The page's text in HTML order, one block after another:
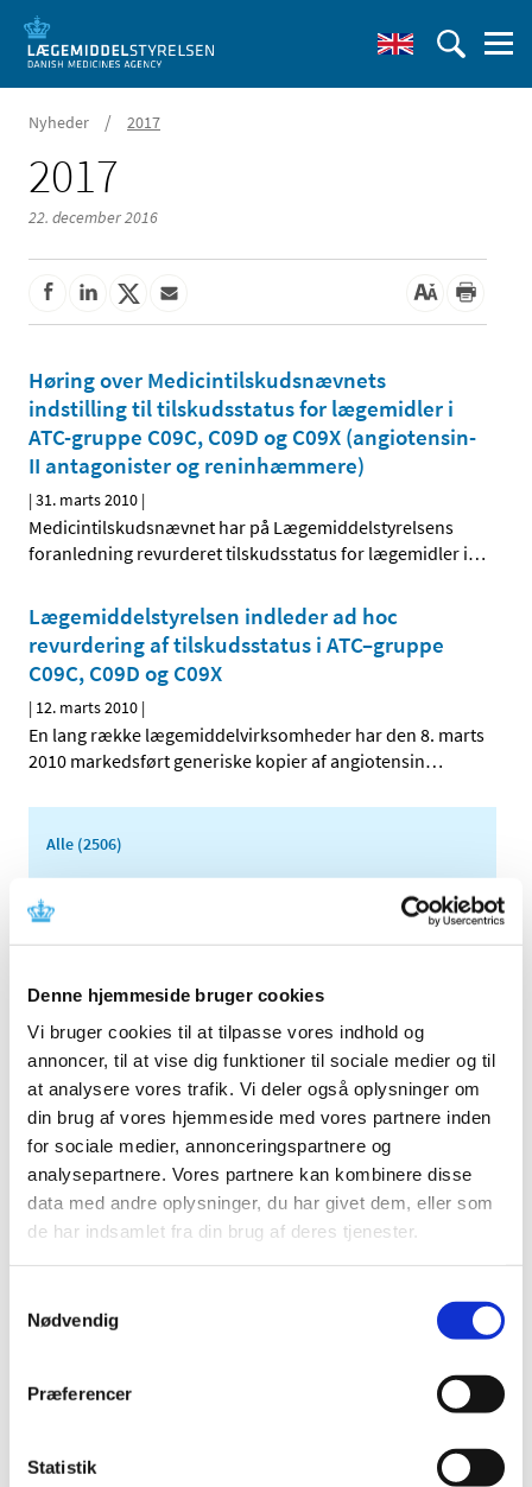
Denne hjemmeside bruger cookies
Vi bruger cookies til at tilpasse vores indhold og
annoncer, til at vise dig funktioner til sociale medier og til
at analysere vores trafik. Vi deler også oplysninger om
din brug af vores hjemmeside med vores partnere inden
for sociale medier, annonceringspartnere og
analysepartnere. Vores partnere kan kombinere disse
data med andre oplysninger, du har givet dem, eller som
de har indsamlet fra din brug af deres tjenester.
Nødvendig
Præferencer
Statistik
Nyheder / 2017
2017
22. december 2016
Høring over Medicintilskudsnævnets
indstilling til tilskudsstatus for lægemidler i
ATC-gruppe C09C, C09D og C09X (angiotensin-
II antagonister og reninhæmmere)
|31. marts 2010 |
Medicintilskudsnævnet har på Lægemiddelstyrelsens
foranledning revurderet tilskudsstatus for lægemidler i…
Lægemiddelstyrelsen indleder ad hoc
revurdering af tilskudsstatus i ATC–gruppe
C09C, C09D og C09X
| 12. marts 2010 |
En lang række lægemiddelvirksomheder har den 8. marts
2010 markedsført generiske kopier af angiotensin…
Alle (2506)
TID
2026 (84)
2025 (158)
2024 (224)
2022 (197)
2021 (516)
2020 (263)
2019 (159)
2018 (150)
2014 (44)
2012 (44)